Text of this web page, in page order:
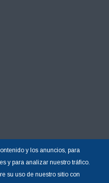
y los anuncios, para
y para analizar nuestro tráfico.
su uso de nuestro sitio con